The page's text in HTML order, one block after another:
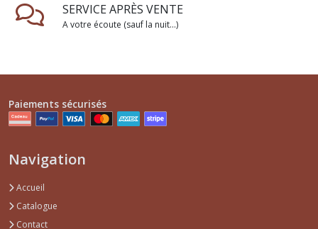
SERVICE APRÈS VENTE
A votre écoute (sauf la nuit...)
Paiements sécurisés
Navigation
Accueil
Catalogue
Contact